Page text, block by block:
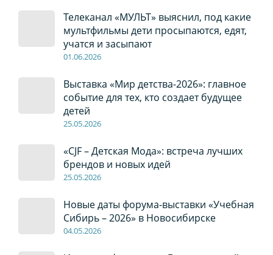
Телеканал «МУЛЬТ» выяснил, под какие
мультфильмы дети просыпаются, едят,
учатся и засыпают
01.06.2026
Выставка «Мир детства-2026»: главное
событие для тех, кто создает будущее
детей
25.05.2026
«CJF – Детская Мода»: встреча лучших
брендов и новых идей
25.05.2026
Новые даты форума-выставки «Учебная
Сибирь – 2026» в Новосибирске
04.05.2026